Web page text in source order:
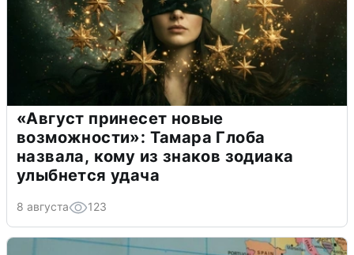
«Август принесет новые
возможности»: Тамара Глоба
назвала, кому из знаков зодиака
улыбнется удача
8 августа 123